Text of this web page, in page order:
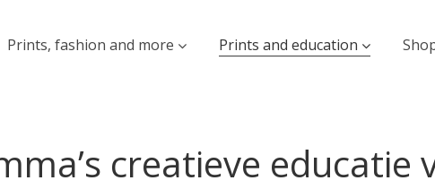
Prints, fashion and more Prints and education
creatieve educatie